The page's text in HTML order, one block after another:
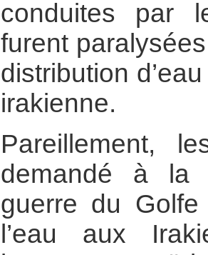
conduites par
furent
distribution
irakienne.
Pareillement,
demandé à la
guerre du
l’eau aux